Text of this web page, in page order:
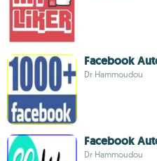
Facebook
Dr Hammoudou
Facebook
Dr Hammoudou